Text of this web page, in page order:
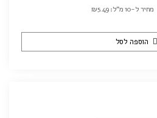
מחיר ל-10 מ"ל: ₪5.49
הוספה לסל